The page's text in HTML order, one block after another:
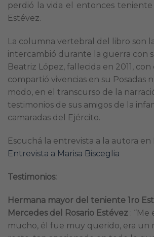
perdió la vida el entonces
Estévez.
La columna vertebral del libro son
intercambió durante la guerra con
Beatriz López, fallecida en 2011,
compartió vivencias en su Posadas
modo, en el transcurso de la
testimonios de sus amigos de la
camaradas del Ejército.
Escuchá la entrevista a la autora en
Entrevista a Marisa Bisceglia
Testimonios:
Hermana mayor del teniente 1ro
Mercedes del Rosario Estévez : “Me
mucho, él fue muy querido, era un